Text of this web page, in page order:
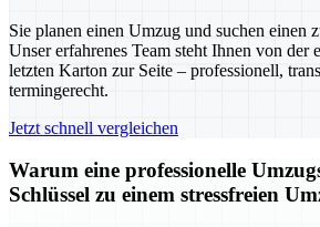
Sie planen einen Umzug und suchen einen
Unser erfahrenes Team steht Ihnen von der
letzten Karton zur Seite – professionell,
termingerecht.
Jetzt schnell vergleichen
Warum eine professionelle
Schlüssel zu einem stressfreien